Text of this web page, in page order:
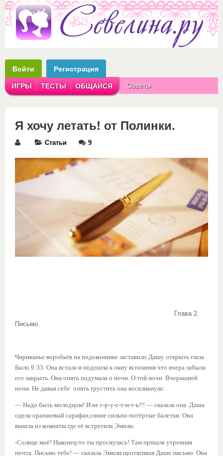
Войти Регистрация
ИГРЫ ТЕСТЫ ОБЩАЙСЯ Советы
Я хочу летать! от Полинки.
Статьи 9
Глава 2.
Письмо.
Чириканье воробьёв на подоконнике заставило Дашу открыть глаза.
Было 9:33. Она встала и подошла к окну вспомнив что вчера забыла
его закрыть. Она опять подумала о ночи. О той ночи. Вчерашней
ночи. Не давая себе опять грустить она воскликнула:
— Надо быть молодцом! И не г-р-у-с-т-и-т-ь!!! — сказала она. Даша
одела оранжевый сарафан,синие сильно потёртые балетки. Она
вышла из комнаты где её встретила Эмили.
-Солнце моё! Наконец-то ты проснулась! Там пришла утренняя
почта. Письмо тебе! — сказала Эмили протягивая Даше письмо. Она